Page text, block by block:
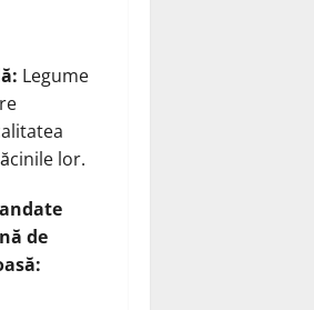
Legume
lor.
de